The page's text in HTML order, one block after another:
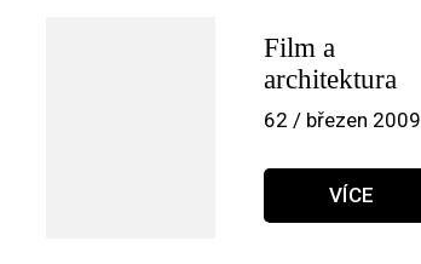
Film a
architektura
62 / březen 2009
VÍCE